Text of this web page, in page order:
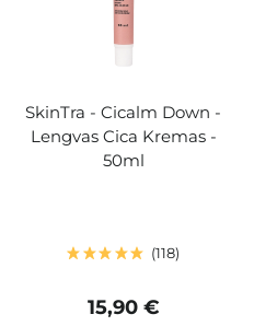
SkinTra - Cicalm Down -
Lengvas Cica Kremas -
50ml
118
15,90 €